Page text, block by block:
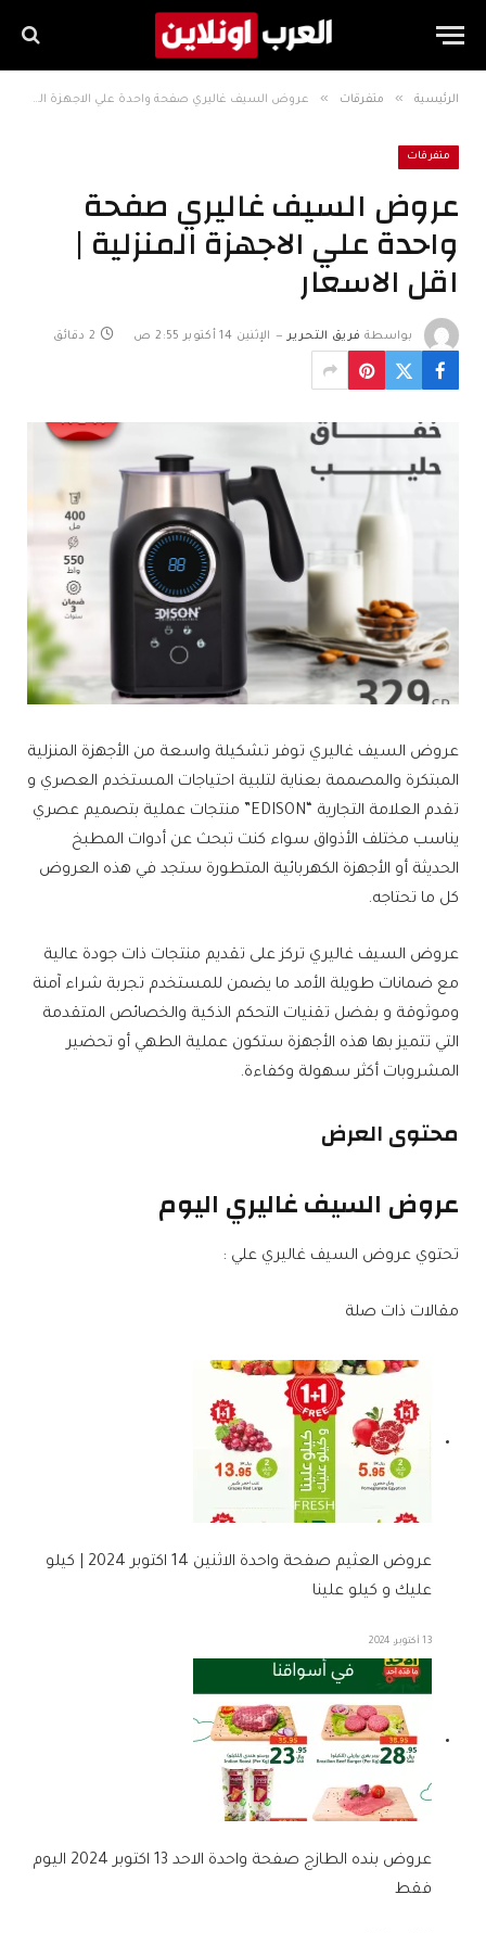
الرئيسية » متفرقات » عروض السيف غاليري صفحة واحدة علي الاجهزة المنزلية | اقل الاسعار
متفرقات
عروض السيف غاليري صفحة
واحدة علي الاجهزة المنزلية |
اقل الاسعار
بواسطة فريق التحرير الإثنين 14 أكتوبر 2:55 ص 2 دقائق
عروض السيف غاليري توفر تشكيلة واسعة من الأجهزة المنزلية
المبتكرة والمصممة بعناية لتلبية احتياجات المستخدم العصري و
تقدم العلامة التجارية “EDISON” منتجات عملية بتصميم عصري
يناسب مختلف الأذواق سواء كنت تبحث عن أدوات المطبخ
الحديثة أو الأجهزة الكهربائية المتطورة ستجد في هذه العروض
كل ما تحتاجه.
عروض السيف غاليري تركز على تقديم منتجات ذات جودة عالية
مع ضمانات طويلة الأمد ما يضمن للمستخدم تجربة شراء آمنة
وموثوقة و بفضل تقنيات التحكم الذكية والخصائص المتقدمة
التي تتميز بها هذه الأجهزة ستكون عملية الطهي أو تحضير
المشروبات أكثر سهولة وكفاءة.
محتوى العرض
عروض السيف غاليري اليوم
تحتوي عروض السيف غاليري علي :
مقالات ذات صلة
عروض العثيم صفحة واحدة الاثنين 14 اكتوبر 2024 | كيلو
عليك و كيلو علينا
13 أكتوبر، 2024
عروض بنده الطازج صفحة واحدة الاحد 13 اكتوبر 2024 اليوم
فقط